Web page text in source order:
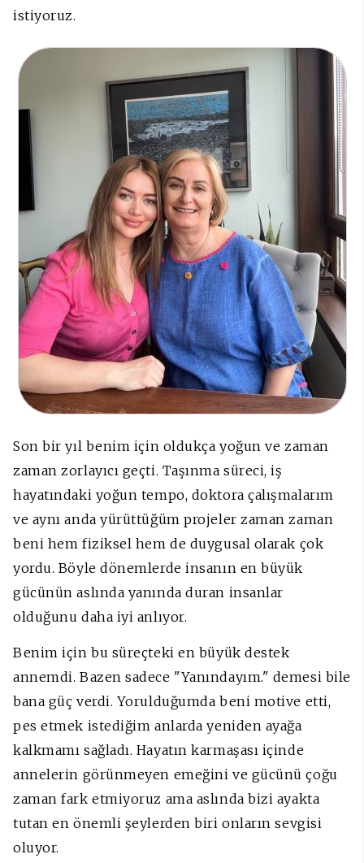
istiyoruz.
Son bir yıl benim için oldukça yoğun ve zaman
zaman zorlayıcı geçti. Taşınma süreci, iş
hayatındaki yoğun tempo, doktora çalışmalarım
ve aynı anda yürüttüğüm projeler zaman zaman
beni hem fiziksel hem de duygusal olarak çok
yordu. Böyle dönemlerde insanın en büyük
gücünün aslında yanında duran insanlar
olduğunu daha iyi anlıyor.
Benim için bu süreçteki en büyük destek
annemdi. Bazen sadece "Yanındayım." demesi bile
bana güç verdi. Yorulduğumda beni motive etti,
pes etmek istediğim anlarda yeniden ayağa
kalkmamı sağladı. Hayatın karmaşası içinde
annelerin görünmeyen emeğini ve gücünü çoğu
zaman fark etmiyoruz ama aslında bizi ayakta
tutan en önemli şeylerden biri onların sevgisi
oluyor.